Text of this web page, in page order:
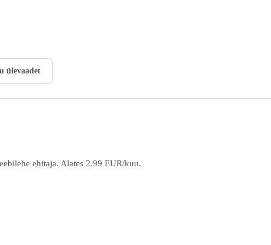
ülevaadet
ehitaja. Alates 2.99 EUR/kuu.